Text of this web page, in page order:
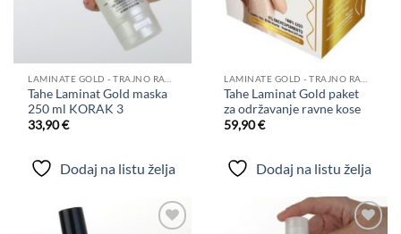
Tahe Laminat Gold maska
250 ml KORAK 3
33,90€
Dodaj na listu želja
Tahe Laminat Gold paket
za održavanje ravne kose
59,90€
Dodaj na listu želja